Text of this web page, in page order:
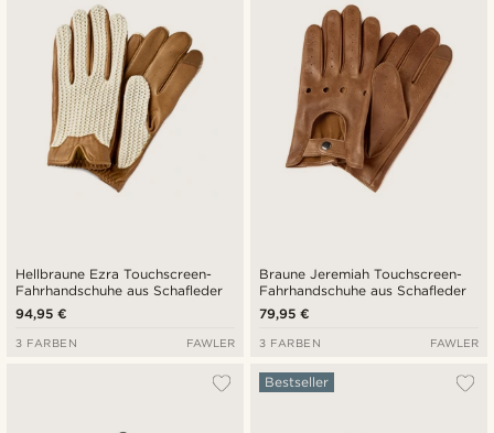
Niedrigster Preis
Höchster Preis
Hellbraune Ezra Touchscreen-
Fahrhandschuhe aus Schafleder
94,95 €
3 FARBEN FAWLER
Braune Jeremiah Touchscreen-
Fahrhandschuhe aus Schafleder
79,95 €
3 FARBEN FAWLER
Bestseller